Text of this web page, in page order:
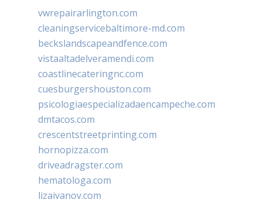
vwrepairarlington.com
cleaningservicebaltimore-md.com
beckslandscapeandfence.com
vistaaltadelveramendi.com
coastlinecateringnc.com
cuesburgershouston.com
psicologiaespecializadaencampeche.com
dmtacos.com
crescentstreetprinting.com
hornopizza.com
driveadragster.com
hematologa.com
lizaivanov.com